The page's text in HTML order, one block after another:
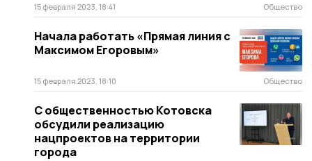
15 февраля 2023, 18:41 Общество
Начала работать «Прямая линия с
Максимом Егоровым»
15 февраля 2023, 18:10 Общество
С общественностью Котовска
обсудили реализацию
нацпроектов на территории
города